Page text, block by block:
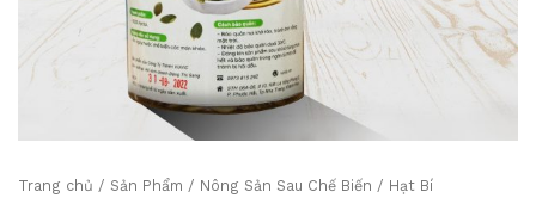
Trang chủ / Sản Phẩm / Nông Sản Sau Chế Biến / Hạt Bí